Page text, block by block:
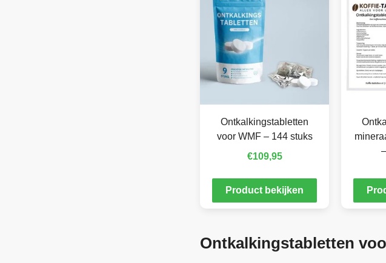
Ontkalkingstabletten
voor WMF – 144 stuks
€109,95
Product bekijken
Ontkalkingstabletten